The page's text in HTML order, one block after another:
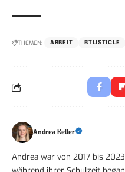
THEMEN: ARBEIT BTLISTICLE
Andrea Keller
Andrea war von 2017 bis